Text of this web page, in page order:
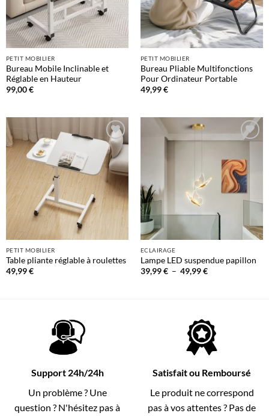
PETIT MOBILIER
Bureau Mobile Inclinable et
Réglable en Hauteur
99,00€
PETIT MOBILIER
Bureau Pliable Multifonctions
Pour Ordinateur Portable
49,99€
Ajouter
à la liste
de
souhaits
PETIT MOBILIER
Table pliante réglable à roulettes
49,99€
de
souhaits
ECLAIRAGE
Lampe LED suspendue papillon
39,99€ – 49,99€Plage
Support 24h/24h
Un problème ? Une
question ? N'hésitez pas à
Satisfait ou Remboursé
Le produit ne correspond
pas à vos attentes ? Pas de